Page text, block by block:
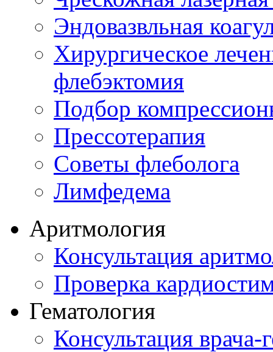
Эндовазвльная
Хирургическое
флебэктомия
Подбор
Прессотерапия
Советы флеболога
Лимфедема
Аритмология
Консультация
Проверка
Гематология
Консультация врача-